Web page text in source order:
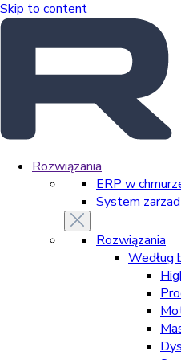
Skip to content
Rozwiązania
ERP w
System
Rozwiązania
Według